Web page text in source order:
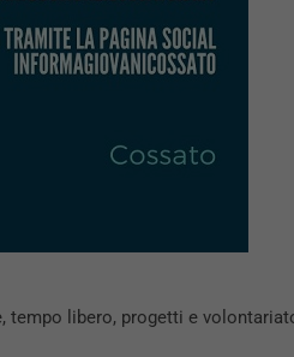
libero, progetti e